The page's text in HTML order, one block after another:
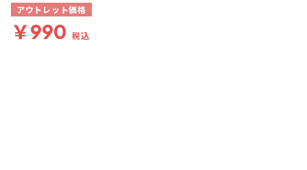
アウトレット価格
￥990 税込